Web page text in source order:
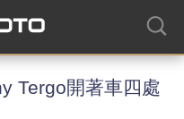
Tergo開著車四處